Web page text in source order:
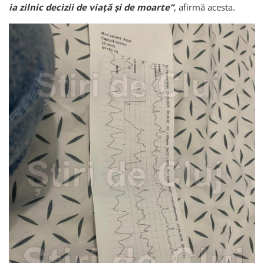
ia zilnic decizii de viață și de moarte”, afirmă acesta.